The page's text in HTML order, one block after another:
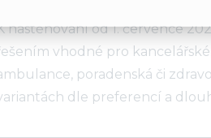
nastěhování od 1. července
vhodné pro
poradenská či
dle preferencí a